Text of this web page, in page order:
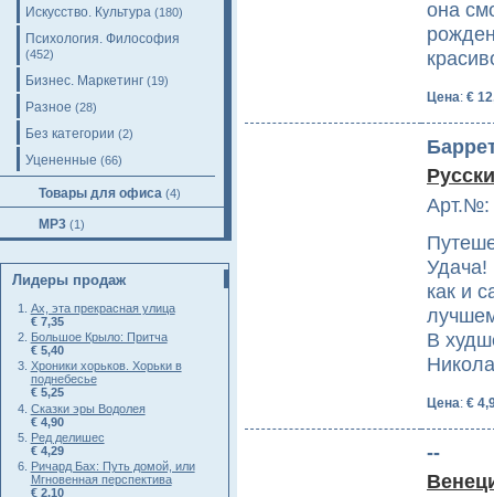
Искусство. Культура (180)
Психология. Философия
(452)
Бизнес. Маркетинг (19)
Разное (28)
Без категории (2)
Уцененные (66)
Товары для офиса (4)
MP3 (1)
Лидеры продаж
Ах, эта прекрасная улица
€ 7,35
Большое Крыло: Притча
€ 5,40
Хроники хорьков. Хорьки в
поднебесье
€ 5,25
Сказки эры Водолея
€ 4,90
Ред делишес
€ 4,29
Ричард Бах: Путь домой, или
Мгновенная перспектива
€ 2,10
она
Цена: €
Арт.№:
Удача!
как и
В
Цена: €
--